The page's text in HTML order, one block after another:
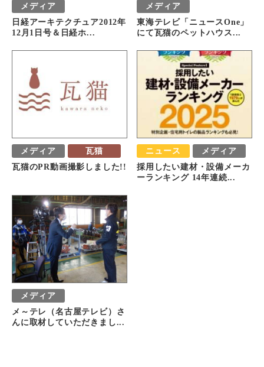
メディア
日経アーキテクチュア2012年
12月1日号＆日経ホ...
メディア
東海テレビ「ニュースOne」
にて瓦猫のペットハウス...
メディア 瓦猫
瓦猫のPR動画撮影しました!!
ニュース メディア
採用したい建材・設備メーカ
ーランキング 14年連続...
メディア
メ～テレ（名古屋テレビ）さ
んに取材していただきまし...